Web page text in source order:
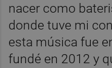
nacer como
donde tuve mi
esta música fue
fundé en 2012 y